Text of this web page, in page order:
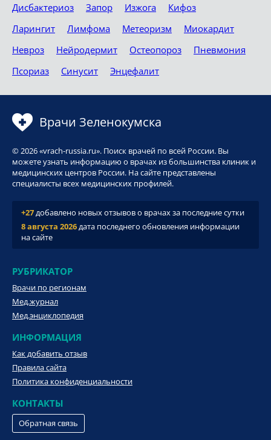
Дисбактериоз
Запор Изжога
Кифоз
Ларингит
Лимфома Метеоризм
Миокардит
Невроз
Нейродермит Остеопороз
Пневмония
Псориаз
Синусит Энцефалит
Врачи Зеленокумска
© 2026 «vrach-russia.ru». Поиск врачей по всей России. Вы
можете узнать информацию о врачах из большинства клиник и
медицинских центров России. На сайте представлены
специалисты всех медицинских профилей.
+27добавлено новых отзывов о врачах за последние сутки
8 августа 2026дата последнего обновления информации
на сайте
РУБРИКАТОР
Врачи по регионам
Мед.журнал
Мед.энциклопедия
ИНФОРМАЦИЯ
Как добавить отзыв
Правила сайта
Политика конфиденциальности
КОНТАКТЫ
Обратная связь